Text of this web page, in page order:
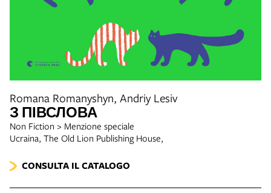
Romana Romanyshyn, Andriy Lesiv
З ПІВСЛОВА
Non Fiction > Menzione speciale
Ucraina, The Old Lion Publishing House,
CONSULTA IL CATALOGO